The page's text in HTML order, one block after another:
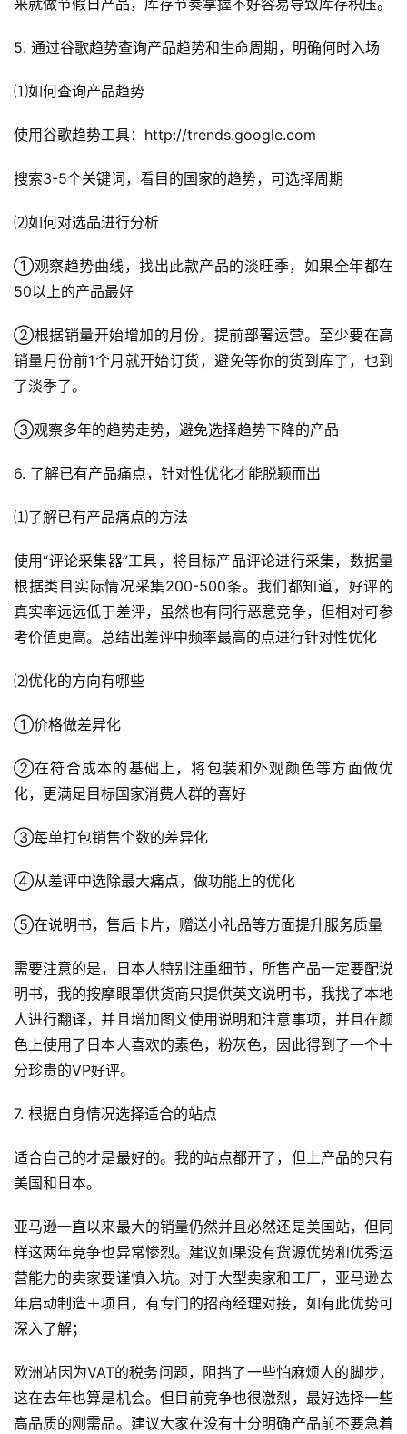
开
境
科
社
营
销
跨
境
导
来就做节假日产品，库存节奏掌握不好容易导致库存积压。
5. 通过谷歌趋势查询产品趋势和生命周期，明确何时入场
⑴如何查询产品趋势
使用谷歌趋势工具：http://trends.google.com
搜索3-5个关键词，看目的国家的趋势，可选择周期
⑵如何对选品进行分析
①观察趋势曲线，找出此款产品的淡旺季，如果全年都在
50以上的产品最好
②根据销量开始增加的月份，提前部署运营。至少要在高
销量月份前1个月就开始订货，避免等你的货到库了，也到
了淡季了。
③观察多年的趋势走势，避免选择趋势下降的产品
6. 了解已有产品痛点，针对性优化才能脱颖而出
⑴了解已有产品痛点的方法
使用“评论采集器”工具，将目标产品评论进行采集，数据量
根据类目实际情况采集200-500条。我们都知道，好评的
真实率远远低于差评，虽然也有同行恶意竞争，但相对可参
考价值更高。总结出差评中频率最高的点进行针对性优化
⑵优化的方向有哪些
①价格做差异化
②在符合成本的基础上，将包装和外观颜色等方面做优
化，更满足目标国家消费人群的喜好
③每单打包销售个数的差异化
④从差评中选除最大痛点，做功能上的优化
⑤在说明书，售后卡片，赠送小礼品等方面提升服务质量
需要注意的是，日本人特别注重细节，所售产品一定要配说
明书，我的按摩眼罩供货商只提供英文说明书，我找了本地
人进行翻译，并且增加图文使用说明和注意事项，并且在颜
色上使用了日本人喜欢的素色，粉灰色，因此得到了一个十
分珍贵的VP好评。
7. 根据自身情况选择适合的站点
适合自己的才是最好的。我的站点都开了，但上产品的只有
美国和日本。
亚马逊一直以来最大的销量仍然并且必然还是美国站，但同
样这两年竞争也异常惨烈。建议如果没有货源优势和优秀运
营能力的卖家要谨慎入坑。对于大型卖家和工厂，亚马逊去
年启动制造＋项目，有专门的招商经理对接，如有此优势可
深入了解；
欧洲站因为VAT的税务问题，阻挡了一些怕麻烦人的脚步，
这在去年也算是机会。但目前竞争也很激烈，最好选择一些
高品质的刚需品。建议大家在没有十分明确产品前不要急着